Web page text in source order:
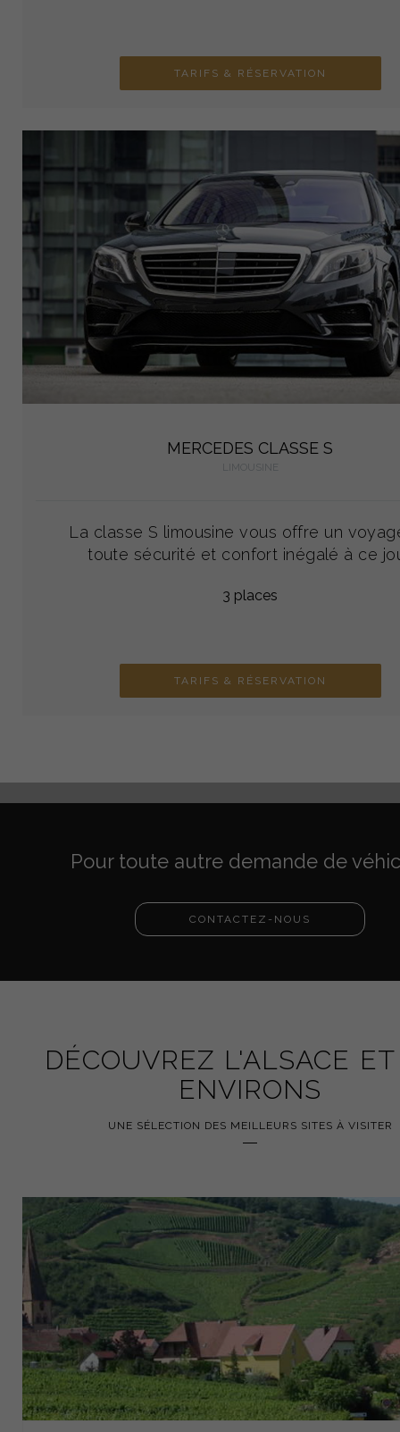
TARIFS & RÉSERVATION
MERCEDES CLASSE S
LIMOUSINE
La classe S limousine vous offre un
toute sécurité et confort inégalé à ce
3 places
TARIFS & RÉSERVATION
Pour toute autre demande de
CONTACTEZ-NOUS
DÉCOUVREZ L'ALSACE
ENVIRONS
UNE SÉLECTION DES MEILLEURS SITES À VISITER